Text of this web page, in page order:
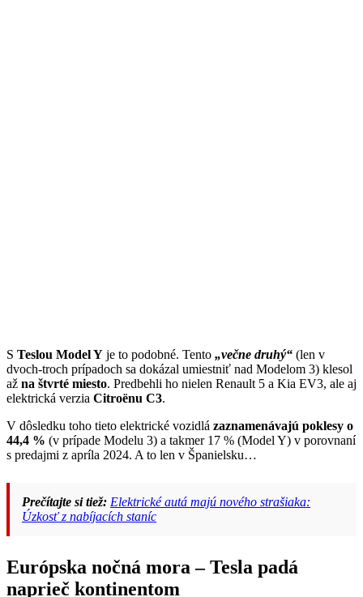
S Teslou Model Y je to podobné. Tento „večne druhý“ (len v
dvoch-troch prípadoch sa dokázal umiestniť nad Modelom 3) klesol
až na štvrté miesto. Predbehli ho nielen Renault 5 a Kia EV3, ale aj
elektrická verzia Citroënu C3.
V dôsledku toho tieto elektrické vozidlá zaznamenávajú poklesy o
44,4 % (v prípade Modelu 3) a takmer 17 % (Model Y) v porovnaní
s predajmi z apríla 2024. A to len v Španielsku…
Prečítajte si tiež: Elektrické autá majú nového strašiaka:
Úzkosť z nabíjacích staníc
Európska nočná mora – Tesla padá
naprieč kontinentom